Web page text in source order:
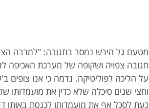
מטעם גל הירש נמסר בתגובה: "למרבה
תגובה צפויה ושקופה של מערכת האכיפה
על הליכה לפוליטיקה. נדמה כי אנו
וחצי שנים סיכלה שלא כדין את
כעת לסכל אף את מועמדותו לכנסת באותן